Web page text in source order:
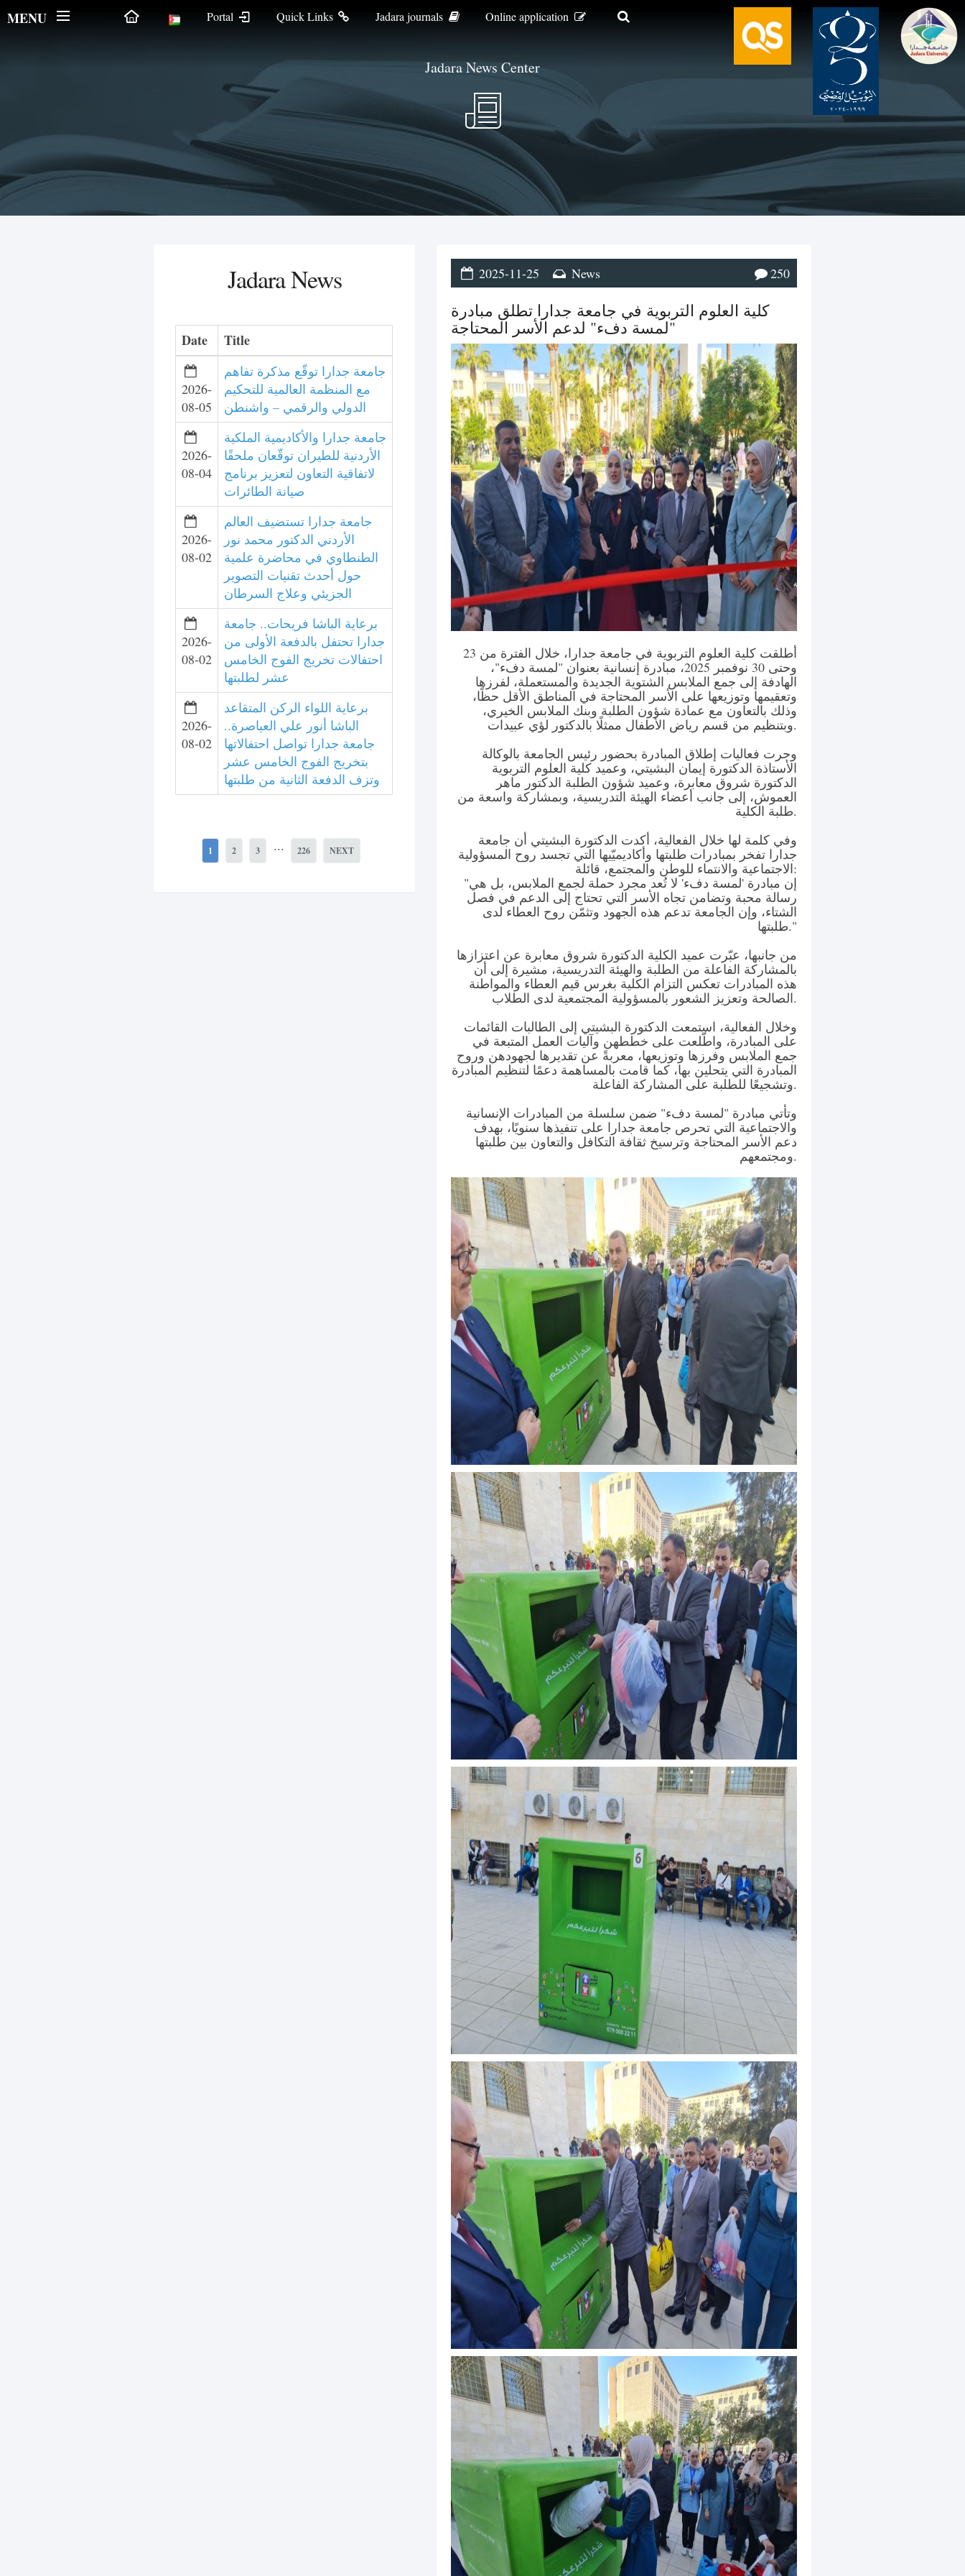
Portal Quick Links Jadara journals Online application
MENU
Jadara News Center
Jadara News
Date Title
2026-
08-05
جامعة جدارا توقّع مذكرة تفاهم
مع المنظمة العالمية للتحكيم
الدولي والرقمي – واشنطن
2026-
08-04
جامعة جدارا والأكاديمية الملكية
الأردنية للطيران توقّعان ملحقًا
لاتفاقية التعاون لتعزيز برنامج
صيانة الطائرات
2026-
08-02
جامعة جدارا تستضيف العالم
الأردني الدكتور محمد نور
الطنطاوي في محاضرة علمية
حول أحدث تقنيات التصوير
الجزيئي وعلاج السرطان
2026-
08-02
برعاية الباشا فريحات.. جامعة
جدارا تحتفل بالدفعة الأولى من
احتفالات تخريج الفوج الخامس
عشر لطلبتها
2026-
08-02
برعاية اللواء الركن المتقاعد
الباشا أنور علي العياصرة..
جامعة جدارا تواصل احتفالاتها
بتخريج الفوج الخامس عشر
وتزف الدفعة الثانية من طلبتها
1 2 3 ... 226 NEXT
2025-11-25 News 250
كلية العلوم التربوية في جامعة جدارا تطلق مبادرة
"لمسة دفء" لدعم الأسر المحتاجة
أطلقت كلية العلوم التربوية في جامعة جدارا، خلال الفترة من 23
وحتى 30 نوفمبر 2025، مبادرة إنسانية بعنوان "لمسة دفء"،
الهادفة إلى جمع الملابس الشتوية الجديدة والمستعملة، لفرزها
وتعقيمها وتوزيعها على الأسر المحتاجة في المناطق الأقل حظًا،
وذلك بالتعاون مع عمادة شؤون الطلبة وبنك الملابس الخيري،
وبتنظيم من قسم رياض الأطفال ممثلًا بالدكتور لؤي عبيدات.
وجرت فعاليات إطلاق المبادرة بحضور رئيس الجامعة بالوكالة
الأستاذة الدكتورة إيمان البشيتي، وعميد كلية العلوم التربوية
الدكتورة شروق معابرة، وعميد شؤون الطلبة الدكتور ماهر
العموش، إلى جانب أعضاء الهيئة التدريسية، وبمشاركة واسعة من
طلبة الكلية.
وفي كلمة لها خلال الفعالية، أكدت الدكتورة البشيتي أن جامعة
جدارا تفخر بمبادرات طلبتها وأكاديميّيها التي تجسد روح المسؤولية
الاجتماعية والانتماء للوطن والمجتمع، قائلة:
"إن مبادرة 'لمسة دفء' لا تُعد مجرد حملة لجمع الملابس، بل هي
رسالة محبة وتضامن تجاه الأسر التي تحتاج إلى الدعم في فصل
الشتاء، وإن الجامعة تدعم هذه الجهود وتثمّن روح العطاء لدى
طلبتها."
من جانبها، عبّرت عميد الكلية الدكتورة شروق معابرة عن اعتزازها
بالمشاركة الفاعلة من الطلبة والهيئة التدريسية، مشيرة إلى أن
هذه المبادرات تعكس التزام الكلية بغرس قيم العطاء والمواطنة
الصالحة وتعزيز الشعور بالمسؤولية المجتمعية لدى الطلاب.
وخلال الفعالية، استمعت الدكتورة البشيتي إلى الطالبات القائمات
على المبادرة، واطّلعت على خططهن وآليات العمل المتبعة في
جمع الملابس وفرزها وتوزيعها، معربةً عن تقديرها لجهودهن وروح
المبادرة التي يتحلين بها، كما قامت بالمساهمة دعمًا لتنظيم المبادرة
وتشجيعًا للطلبة على المشاركة الفاعلة.
وتأتي مبادرة "لمسة دفء" ضمن سلسلة من المبادرات الإنسانية
والاجتماعية التي تحرص جامعة جدارا على تنفيذها سنويًا، بهدف
دعم الأسر المحتاجة وترسيخ ثقافة التكافل والتعاون بين طلبتها
ومجتمعهم.